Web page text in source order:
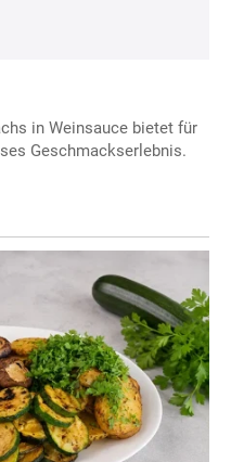
in Weinsauce bietet für
Geschmackserlebnis.